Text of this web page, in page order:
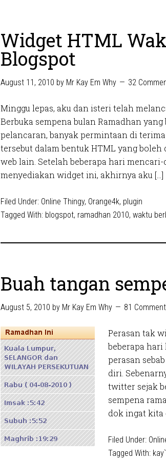
Widget HTML
Blogspot
August 11, 2010 by Mr Kay Em Why 32
Minggu lepas, aku dan isteri telah
Berbuka sempena bulan Ramadhan
pelancaran, banyak permintaan di
tersebut dalam bentuk HTML yang
web lain. Setelah beberapa hari
menyediakan widget ini, akhirnya aku […]
Filed Under: Online Thingy, Orange4k, plugin
Tagged With: blogspot, ramadhan 2010, waktu
Buah tangan
August 5, 2010 by Mr Kay Em Why 81
Perasan tak
beberapa hari
perasan
diri.
twitter sejak
sempena
dok ingat kita
Filed Under:
Tagged With: